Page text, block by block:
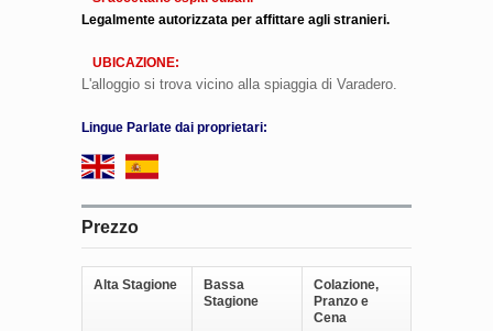
Legalmente autorizzata per affittare agli stranieri.
UBICAZIONE:
L'alloggio si trova vicino alla spiaggia di Varadero.
Lingue Parlate dai proprietari:
Prezzo
Alta Stagione
Bassa
Stagione
Colazione,
Pranzo e
Cena